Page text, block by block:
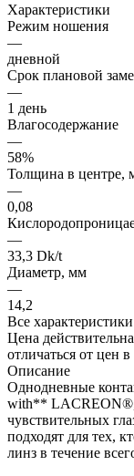
Характеристики
Режим ношения
—
дневной
Срок плановой
—
1 день
Влагосодержание
—
58%
Толщина в центре,
—
0,08
—
33,3 Dk/t
Диаметр, мм
—
14,2
Все характеристики
Цена
отличаться от цен
Описание
Однодневные
with**
чувствительных
подходят для тех,
линз в течение